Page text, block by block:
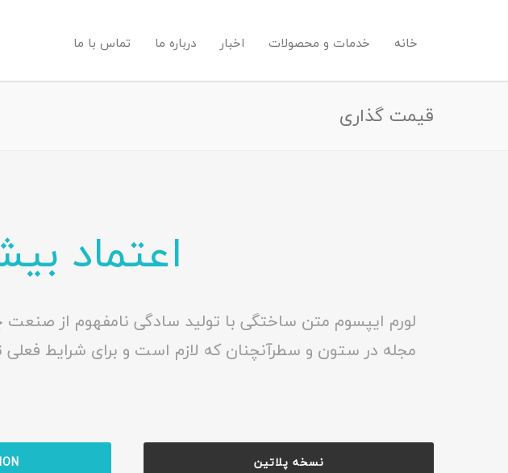
خانه خدمات و محصولات اخبار درباره ما تماس با ما
قیمت گذاری
اعتماد بیش از
لورم ایپسوم متن ساختگی با تولید سادگی نامفهوم از صنعت
مجله در ستون و سطرآنچنان که لازم است و برای شرایط فعلی
نسخه پلاتین